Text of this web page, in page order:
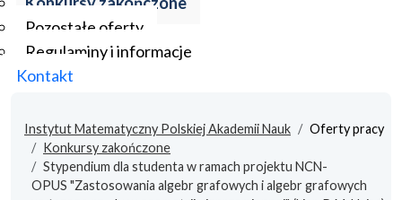
Pozostałe oferty
Regulaminy i informacje
Kontakt
Instytut Matematyczny Polskiej Akademii Nauk
Oferty pracy
Konkursy zakończone
Stypendium dla studenta w ramach projektu NCN-
OPUS "Zastosowania algebr grafowych i algebr grafowych